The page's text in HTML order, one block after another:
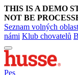
THIS IS A DEMO
NOT BE
Seznam volných
námi Klub chovatelů
Pes